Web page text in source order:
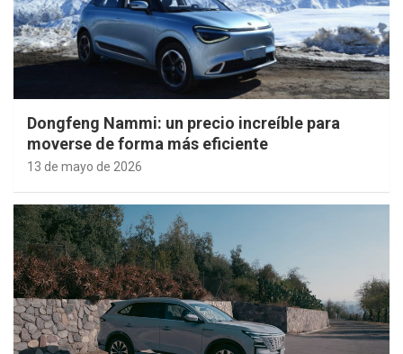
Dongfeng Nammi: un precio increíble para
moverse de forma más eficiente
13 de mayo de 2026